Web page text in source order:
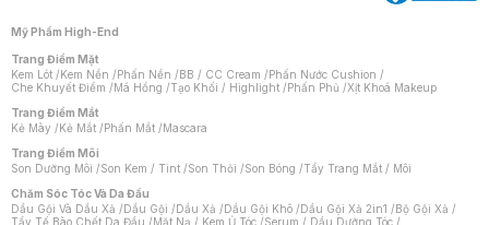
Mỹ Phẩm High-End
Trang Điểm Mặt
Kem Lót /Kem Nền /Phấn Nền /BB / CC Cream /Phấn Nước Cushion /
Che Khuyết Điểm /Má Hồng /Tạo Khối / Highlight /Phấn Phủ /Xịt Khoá Makeup
Trang Điểm Mắt
Kẻ Mày /Kẻ Mắt /Phấn Mắt /Mascara
Trang Điểm Môi
Son Dưỡng Môi /Son Kem / Tint /Son Thỏi /Son Bóng /Tẩy Trang Mắt / Môi
Chăm Sóc Tóc Và Da Đầu
Dầu Gội Và Dầu Xả /Dầu Gội /Dầu Xả /Dầu Gội Khô /Dầu Gội Xả 2in1 /Bộ Gội Xả /
Tẩy Tế Bào Chết Da Đầu /Mặt Nạ / Kem Ủ Tóc /Serum / Dầu Dưỡng Tóc /